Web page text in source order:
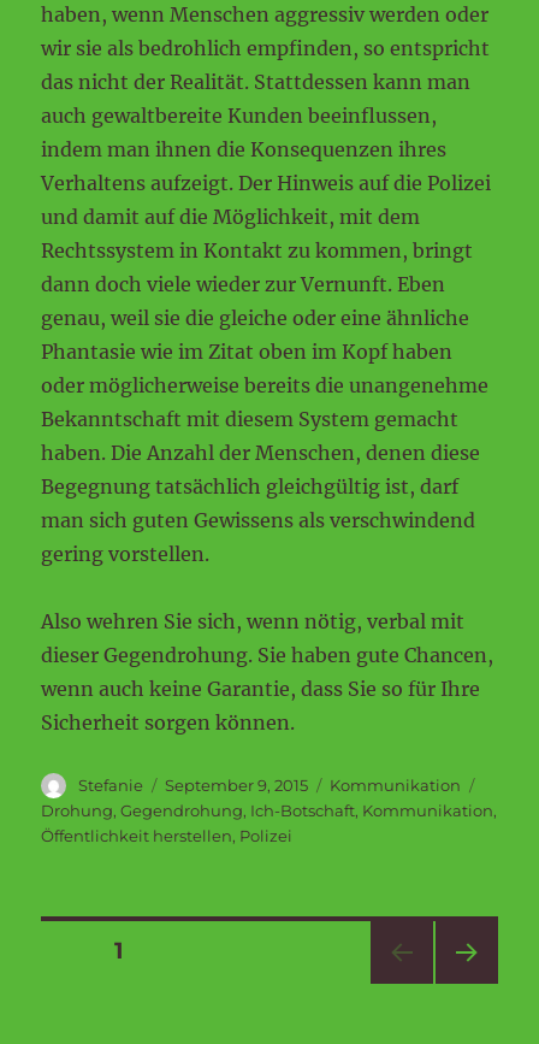
haben, wenn Menschen aggressiv werden oder
wir sie als bedrohlich empfinden, so entspricht
das nicht der Realität. Stattdessen kann man
auch gewaltbereite Kunden beeinflussen,
indem man ihnen die Konsequenzen ihres
Verhaltens aufzeigt. Der Hinweis auf die Polizei
und damit auf die Möglichkeit, mit dem
Rechtssystem in Kontakt zu kommen, bringt
dann doch viele wieder zur Vernunft. Eben
genau, weil sie die gleiche oder eine ähnliche
Phantasie wie im Zitat oben im Kopf haben
oder möglicherweise bereits die unangenehme
Bekanntschaft mit diesem System gemacht
haben. Die Anzahl der Menschen, denen diese
Begegnung tatsächlich gleichgültig ist, darf
man sich guten Gewissens als verschwindend
gering vorstellen.
Also wehren Sie sich, wenn nötig, verbal mit
dieser Gegendrohung. Sie haben gute Chancen,
wenn auch keine Garantie, dass Sie so für Ihre
Sicherheit sorgen können.
Autor
Stefanie
Veröffentlicht
am
September 9, 2015 Kategorien
Kommunikation
Drohung,Gegendrohung, Ich-Botschaft, Kommunikation,
Öffentlichkeit herstellen, Polizei
Seitennummerierung
SEITE1